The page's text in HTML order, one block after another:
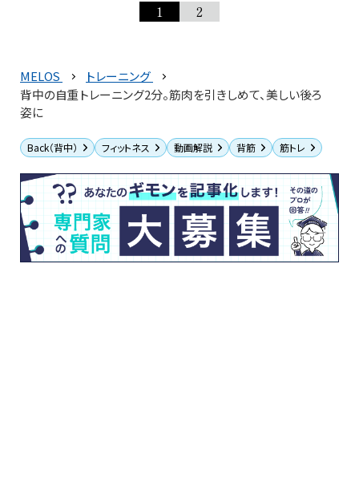
1 2
MELOS
トレーニング
背中の自重トレーニング2分。筋肉を引きしめて、美しい後ろ
姿に
Back（背中） フィットネス 動画解説 背筋 筋トレ